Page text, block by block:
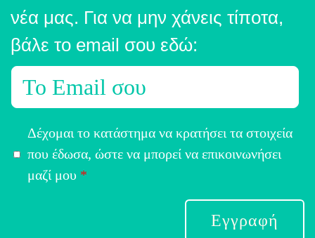
νέα μας. Για να μην χάνεις τίποτα,
βάλε το email σου εδώ:
E
lπ
Δέχομαι το κατάστημα να κρατήσει τα στοιχεία
που έδωσα, ώστε να μπορεί να επικοινωνήσει
μαζί μου *
Εγγραφή